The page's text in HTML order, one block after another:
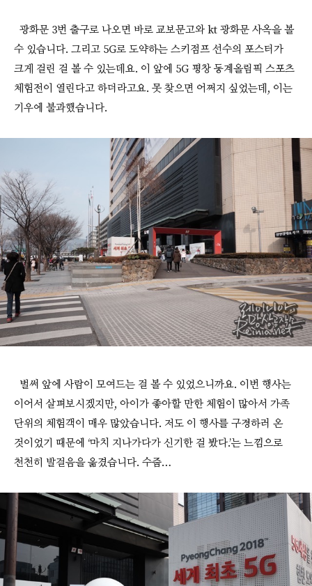
광화문 3번 출구로 나오면 바로 교보문고와 kt 광화문 사옥을 볼
수 있습니다. 그리고 5G로 도약하는 스키점프 선수의 포스터가
크게 걸린 걸 볼 수 있는데요. 이 앞에 5G 평창 동계올림픽 스포츠
체험전이 열린다고 하더라고요. 못 찾으면 어쩌지 싶었는데, 이는
기우에 불과했습니다.
벌써 앞에 사람이 모여드는 걸 볼 수 있었으니까요. 이번 행사는
이어서 살펴보시겠지만, 아이가 좋아할 만한 체험이 많아서 가족
단위의 체험객이 매우 많았습니다. 저도 이 행사를 구경하러 온
것이었기 때문에 ‘마치 지나가다가 신기한 걸 봤다.’는 느낌으로
천천히 발걸음을 옮겼습니다. 수줍…